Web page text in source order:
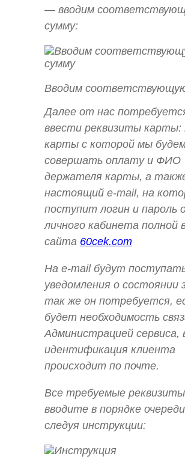
— вводим
сумму:
Вводим
Далее от нас
ввести реквизиты карты:
карты с которой мы
совершать оплату и ФИО
держателя карты, а
настоящий e-mail, на
поступит логин и пароль
личного кабинета полной
сайта 60cek.com
На e-mail будут
уведомления о состоянии
так же он потребуется,
будет необходимость
Администрацией сервиса,
идентификация клиента
происходит по почте.
Все требуемые реквизиты
вводите в порядке
следуя инструкции: